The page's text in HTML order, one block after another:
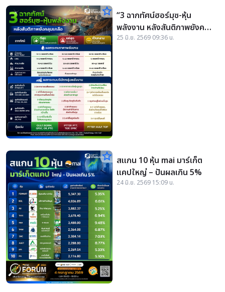
star_border “3 ฉากทัศน์ฮอร์มุซ-หุ้น
พลังงาน หลังสันติภาพยังคลุม
เคลือ”
25 มิ.ย. 2569 09:36 น.
star_border สแกน 10 หุ้น mai มาร์เก็ต
แคปใหญ่ – ปันผลเกิน 5%
24 มิ.ย. 2569 15:09 น.